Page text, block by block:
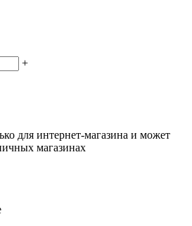
+
для интернет-магазина и может
магазинах